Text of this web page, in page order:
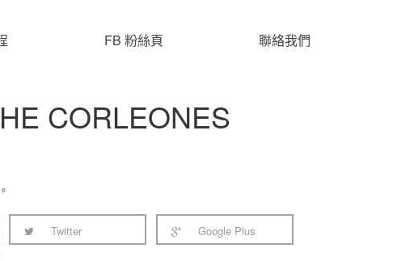
FB 粉絲頁 聯絡我們
CORLEONES
Twitter Google Plus